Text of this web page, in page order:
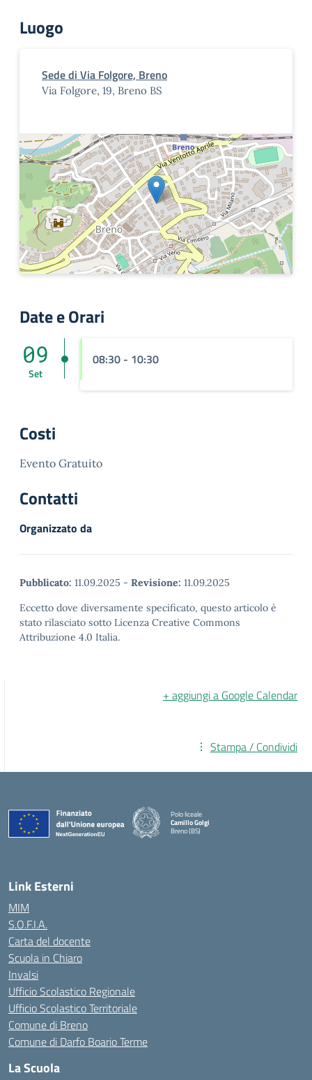
Luogo
Sede di Via Folgore, Breno
Via Folgore, 19, Breno BS
Date e Orari
08:30 - 10:30
09
Set
Costi
Evento Gratuito
Contatti
Organizzato da
Pubblicato: 11.09.2025 - Revisione: 11.09.2025
Eccetto dove diversamente specificato, questo articolo è
stato rilasciato sotto Licenza Creative Commons
Attribuzione 4.0 Italia.
+ aggiungi a Google Calendar
Stampa / Condividi
Polo liceale
Camillo Golgi
Breno (BS)
Link Esterni
MIM
S.O.F.I.A.
Carta del docente
Scuola in Chiaro
Invalsi
Ufficio Scolastico Regionale
Ufficio Scolastico Territoriale
Comune di Breno
Comune di Darfo Boario Terme
La Scuola